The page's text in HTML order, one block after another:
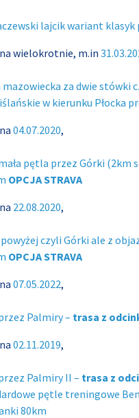
lajcik wariant klasyk
wielokrotnie, m.in
mazowiecka za dwie stówki
w kierunku Płocka
04.07.2020,
pętla przez Górki
OPCJA STRAVA
22.08.2020,
czyli Górki ale z
OPCJA STRAVA
07.05.2022,
Palmiry – trasa z
02.11.2019,
Palmiry II – trasa z
pętle treningowe
80km